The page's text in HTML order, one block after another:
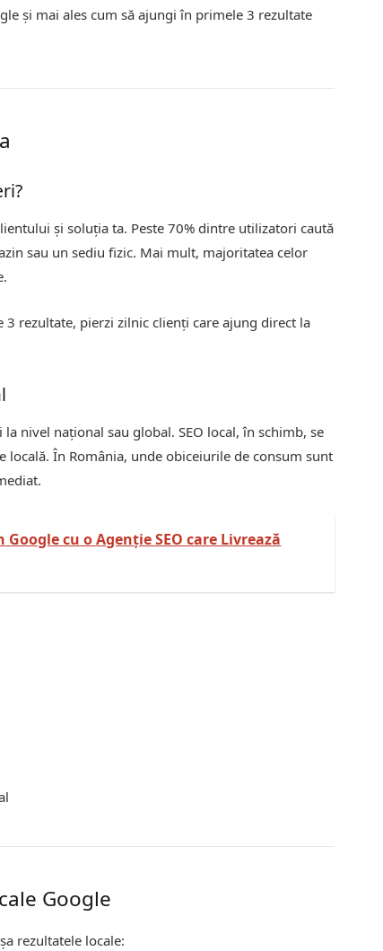
și mai ales cum să ajungi în primele 3 rezultate
și soluția ta. Peste 70% dintre utilizatori caută
sau un sediu fizic. Mai mult, majoritatea celor
3 rezultate, pierzi zilnic clienți care ajung direct la
nivel național sau global. SEO local, în schimb, se
În România, unde obiceiurile de consum sunt
cu o Agenție SEO care Livrează
Google
rezultatele locale: